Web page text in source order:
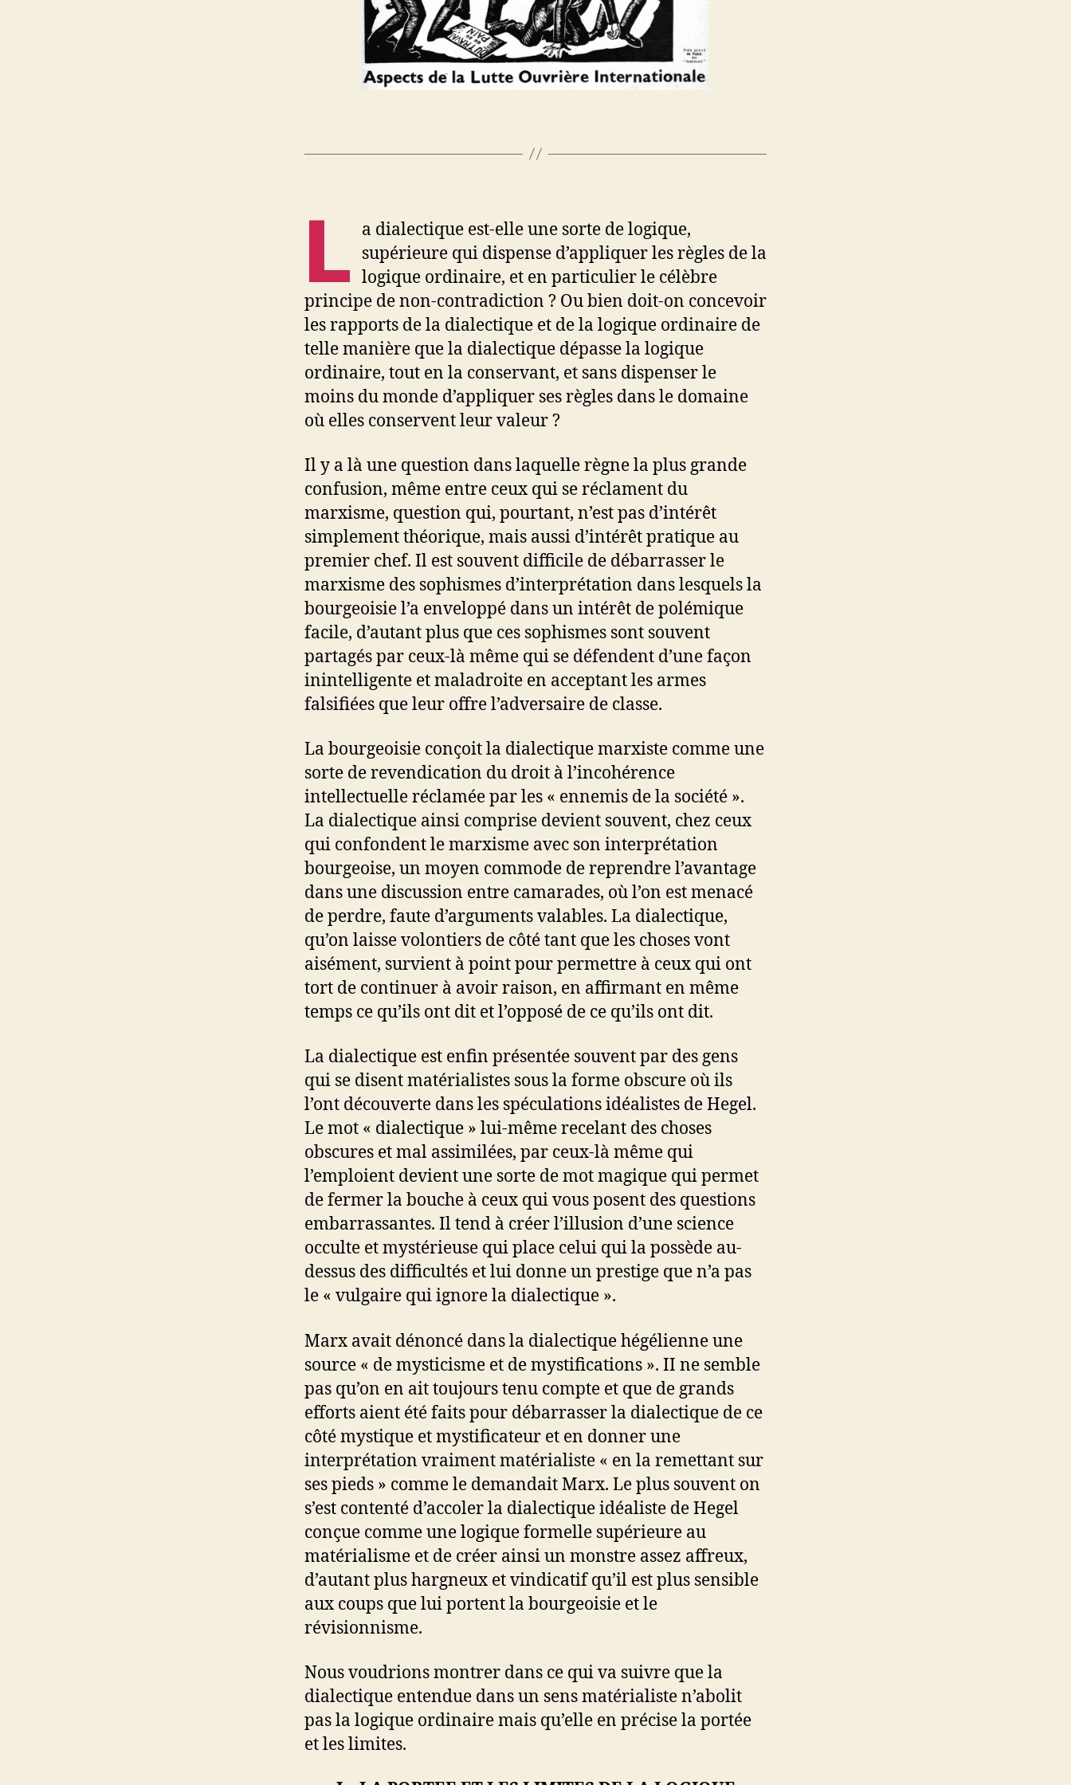
L a dialectique est-elle une sorte de logique,
supérieure qui dispense d’appliquer les règles de la
logique ordinaire, et en particulier le célèbre
principe de non-contradiction ? Ou bien doit-on concevoir
les rapports de la dialectique et de la logique ordinaire de
telle manière que la dialectique dépasse la logique
ordinaire, tout en la conservant, et sans dispenser le
moins du monde d’appliquer ses règles dans le domaine
où elles conservent leur valeur ?
Il y a là une question dans laquelle règne la plus grande
confusion, même entre ceux qui se réclament du
marxisme, question qui, pourtant, n’est pas d’intérêt
simplement théorique, mais aussi d’intérêt pratique au
premier chef. Il est souvent difficile de débarrasser le
marxisme des sophismes d’interprétation dans lesquels la
bourgeoisie l’a enveloppé dans un intérêt de polémique
facile, d’autant plus que ces sophismes sont souvent
partagés par ceux-là même qui se défendent d’une façon
inintelligente et maladroite en acceptant les armes
falsifiées que leur offre l’adversaire de classe.
La bourgeoisie conçoit la dialectique marxiste comme une
sorte de revendication du droit à l’incohérence
intellectuelle réclamée par les « ennemis de la société ».
La dialectique ainsi comprise devient souvent, chez ceux
qui confondent le marxisme avec son interprétation
bourgeoise, un moyen commode de reprendre l’avantage
dans une discussion entre camarades, où l’on est menacé
de perdre, faute d’arguments valables. La dialectique,
qu’on laisse volontiers de côté tant que les choses vont
aisément, survient à point pour permettre à ceux qui ont
tort de continuer à avoir raison, en affirmant en même
temps ce qu’ils ont dit et l’opposé de ce qu’ils ont dit.
La dialectique est enfin présentée souvent par des gens
qui se disent matérialistes sous la forme obscure où ils
l’ont découverte dans les spéculations idéalistes de Hegel.
Le mot « dialectique » lui-même recelant des choses
obscures et mal assimilées, par ceux-là même qui
l’emploient devient une sorte de mot magique qui permet
de fermer la bouche à ceux qui vous posent des questions
embarrassantes. Il tend à créer l’illusion d’une science
occulte et mystérieuse qui place celui qui la possède au-
dessus des difficultés et lui donne un prestige que n’a pas
le « vulgaire qui ignore la dialectique ».
Marx avait dénoncé dans la dialectique hégélienne une
source « de mysticisme et de mystifications ». II ne semble
pas qu’on en ait toujours tenu compte et que de grands
efforts aient été faits pour débarrasser la dialectique de ce
côté mystique et mystificateur et en donner une
interprétation vraiment matérialiste « en la remettant sur
ses pieds » comme le demandait Marx. Le plus souvent on
s’est contenté d’accoler la dialectique idéaliste de Hegel
conçue comme une logique formelle supérieure au
matérialisme et de créer ainsi un monstre assez affreux,
d’autant plus hargneux et vindicatif qu’il est plus sensible
aux coups que lui portent la bourgeoisie et le
révisionnisme.
Nous voudrions montrer dans ce qui va suivre que la
dialectique entendue dans un sens matérialiste n’abolit
pas la logique ordinaire mais qu’elle en précise la portée
et les limites.